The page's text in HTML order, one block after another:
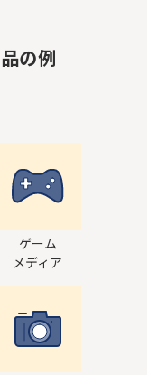
の例
ゲーム
メディア